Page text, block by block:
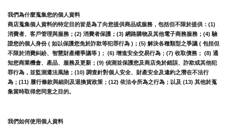
我們為什麼蒐集您的個人資料
商店蒐集個人資料的特定目的皆是為了向您提供商品或服務，包括但不限於提供：(1)
消費者、客戶管理與服務；(2) 消費者保護；(3) 網路購物及其他電子商務服務；(4) 驗
證您的個人身份 ( 如以保護您免於詐欺等犯罪行為 )；(5) 解決各種類型之爭議 ( 包括但
不限於消費糾紛、智慧財產權爭議等 )； (6) 增進安全交易行為；(7) 收取債務； (8) 通
知您商業機會、產品、服務及更新；(9) 偵測並保護您及商店免於錯誤、詐欺或其他犯
罪行為，並監測遵法風險；(10) 調查針對個人安全、財產安全及違約之潛在不法行
為；(11) 履行條款與細則及退換貨政策；(12) 依法令所為之行為；以及 (13) 其他於蒐
集當時取得您同意之目的。
我們如何使用個人資料